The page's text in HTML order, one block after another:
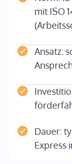
mit ISO
Ansatz:
Dauer:
Express